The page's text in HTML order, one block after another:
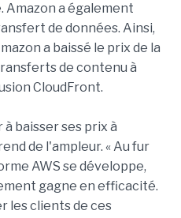
Amazon a également
de données. Ainsi,
a baissé le prix de la
de contenu à
CloudFront.
baisser ses prix à
de l'ampleur. « Au fur
AWS se développe,
gagne en efficacité.
les clients de ces